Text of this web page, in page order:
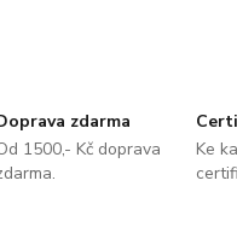
zdarma
1500,- Kč doprava
Ke